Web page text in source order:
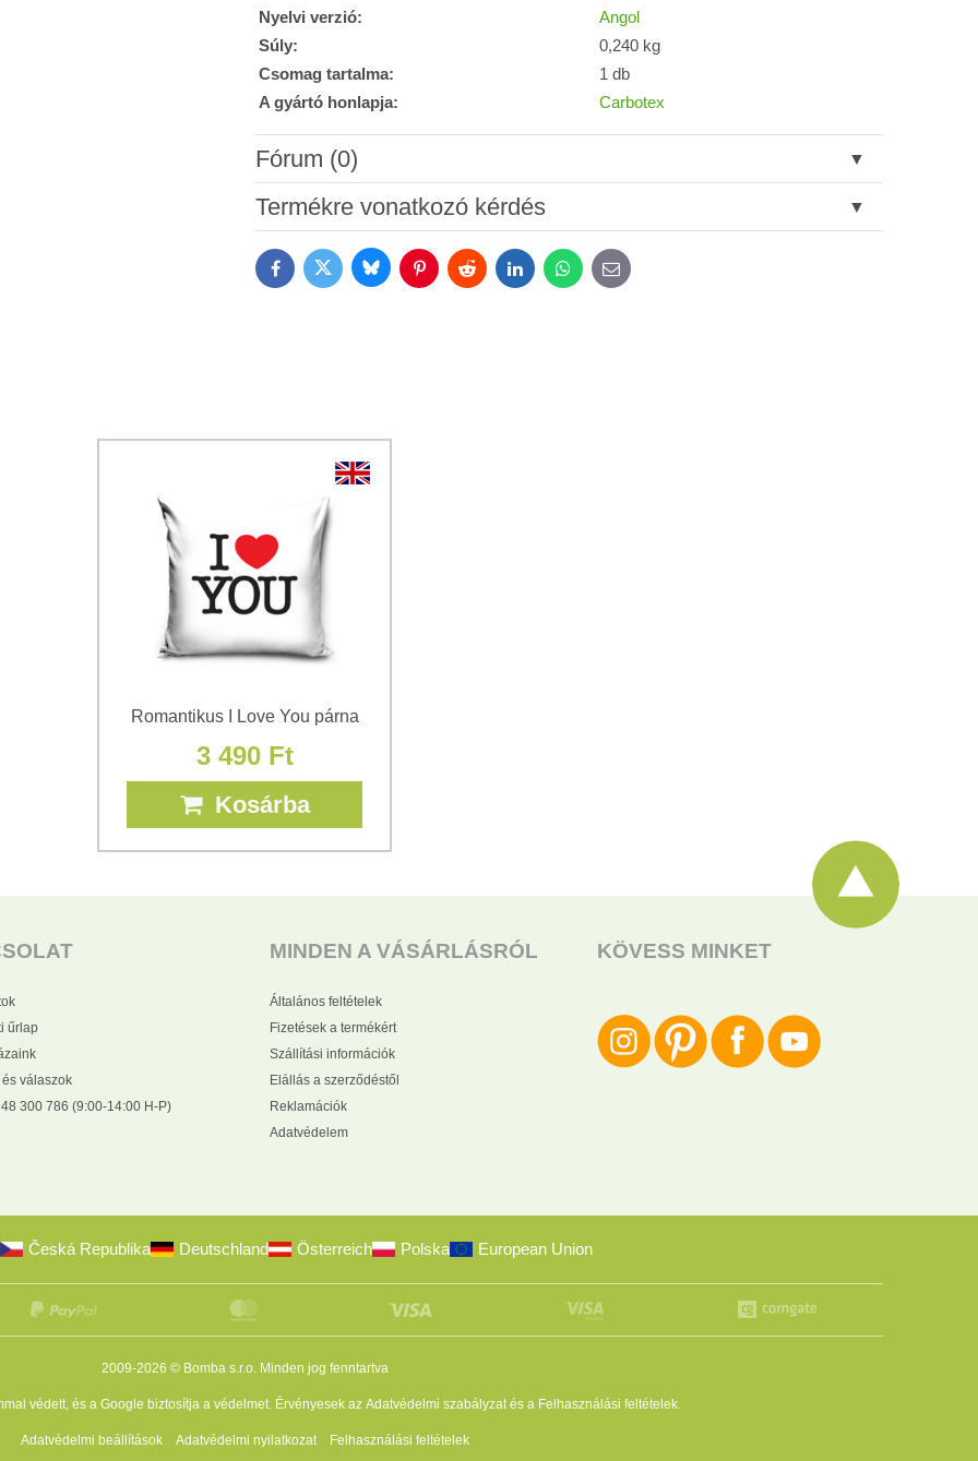
Nyelvi verzió:
Angol
Súly:
0,240 kg
Csomag tartalma:
1 db
A gyártó honlapja:
Carbotex
Fórum (0)
Új hozzászólás
Megismertem a Bomba s.r.o.
(Kötelező)
Termékre vonatkozó kérdés
(Kötelező)
FacebookTwitter BlueskyPinterestReddit LinkedInWhatsApp
E-
mail
Romantikus I Love You párna
3 490 Ft
Kosárba
űrlap
és válaszok
300 786 (9:00-14:00 H-P)
MINDEN A VÁSÁRLÁSRÓL
Általános feltételek
Fizetések a termékért
Szállítási információk
Elállás a szerződéstől
Reklamációk
Adatvédelem
KÖVESS MINKET
Česká Republika Deutschland Österreich Polska European Union
2009-2026 © Bomba s.r.o. Minden jog fenntartva
védett, és a Google biztosítja a védelmet. Érvényesek az Adatvédelmi szabályzatés a Felhasználási feltételek.
Adatvédelmi beállítások Adatvédelmi nyilatkozat Felhasználási feltételek